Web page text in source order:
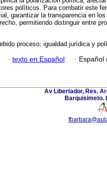
políticos. Para combatir este
garantizar la transparencia en
permitiendo distinguir entre
proceso; igualdad jurídica y
· texto en Español · Español
Av Libertador, Res.
Barquisimeto.